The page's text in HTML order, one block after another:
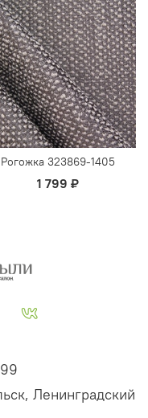
Рогожка 323869-1405
1 799 ₽
Ленинградский